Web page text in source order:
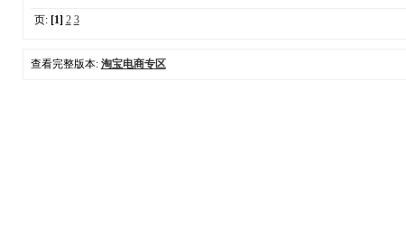
页: [1] 2 3
查看完整版本: 淘宝电商专区